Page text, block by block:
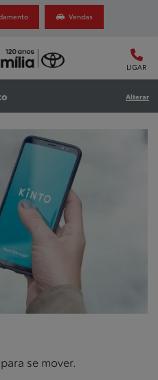
Vendas
LIGAR
Alterar
se mover.